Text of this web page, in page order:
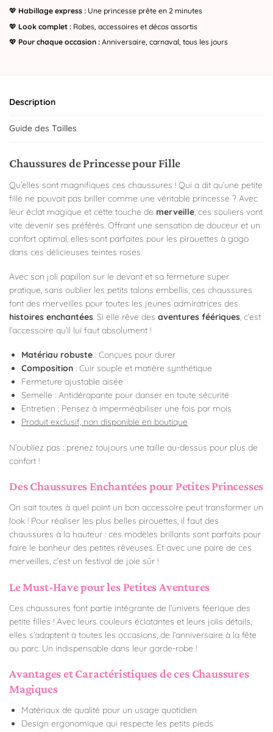
💖 Habillage express : Une princesse prête en 2 minutes
💖 Look complet : Robes, accessoires et décos assortis
💖 Pour chaque occasion : Anniversaire, carnaval, tous les jours
Description
Guide des Tailles
Chaussures de Princesse pour Fille
Qu’elles sont magnifiques ces chaussures ! Qui a dit qu’une petite
fille ne pouvait pas briller comme une véritable princesse ? Avec
leur éclat magique et cette touche de merveille , ces souliers vont
vite devenir ses préférés. Offrant une sensation de douceur et un
confort optimal, elles sont parfaites pour les pirouettes à gogo
dans ces délicieuses teintes roses.
Avec son joli papillon sur le devant et sa fermeture super
pratique, sans oublier les petits talons embellis, ces chaussures
font des merveilles pour toutes les jeunes admiratrices des
histoires enchantées. Si elle rêve des aventures féériques, c’est
l’accessoire qu’il lui faut absolument !
Matériau robuste : Conçues pour durer
Composition : Cuir souple et matière synthétique
Fermeture ajustable aisée
Semelle : Antidérapante pour danser en toute sécurité
Entretien : Pensez à imperméabiliser une fois par mois
Produit exclusif, non disponible en boutique
N’oubliez pas : prenez toujours une taille au-dessus pour plus de
confort !
Des Chaussures Enchantées pour Petites Princesses
On sait toutes à quel point un bon accessoire peut transformer un
look ! Pour réaliser les plus belles pirouettes, il faut des
chaussures à la hauteur : ces modèles brillants sont parfaits pour
faire le bonheur des petites rêveuses. Et avec une paire de ces
merveilles, c’est un festival de joie sûr !
Le Must-Have pour les Petites Aventures
Ces chaussures font partie intégrante de l’univers féerique des
petite filles ! Avec leurs couleurs éclatantes et leurs jolis détails,
elles s’adaptent à toutes les occasions, de l’anniversaire à la fête
au parc. Un indispensable dans leur garde-robe !
Avantages et Caractéristiques de ces Chaussures
Magiques
Matériaux de qualité pour un usage quotidien
Design ergonomique qui respecte les petits pieds